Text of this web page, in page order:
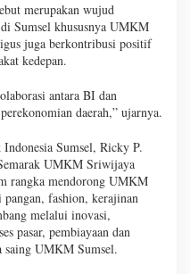
merupakan wujud
Sumsel khususnya UMKM
juga berkontribusi positif
kedepan.
antara BI dan
daerah,” ujarnya.
Sumsel, Ricky P.
UMKM Sriwijaya
rangka mendorong UMKM
fashion, kerajinan
melalui inovasi,
pasar, pembiayaan dan
saing UMKM Sumsel.